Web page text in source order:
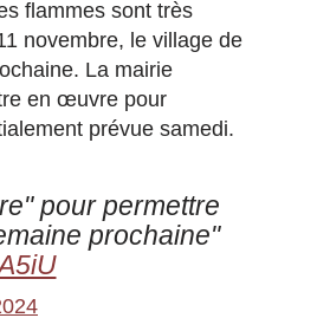
flammes sont très
novembre, le village de
La mairie
en œuvre pour
prévue samedi.
pour permettre
prochaine"